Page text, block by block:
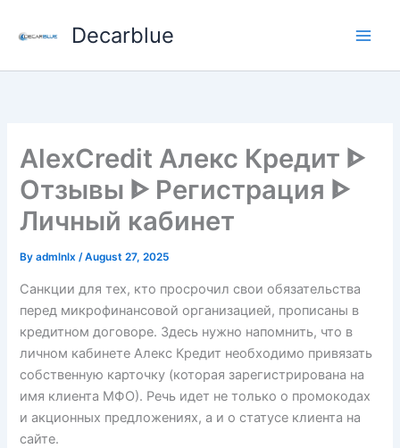
Decarblue
AlexCredit Алекс Кредит ᐈ
Отзывы ᐈ Регистрация ᐈ
Личный кабинет
Byadmlnlx/August 27, 2025
Санкции для тех, кто просрочил свои обязательства
перед микрофинансовой организацией, прописаны в
кредитном договоре. Здесь нужно напомнить, что в
личном кабинете Алекс Кредит необходимо привязать
собственную карточку (которая зарегистрирована на
имя клиента МФО). Речь идет не только о промокодах
и акционных предложениях, а и о статусе клиента на
сайте.